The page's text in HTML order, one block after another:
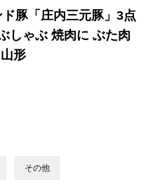
ド豚「庄内三元豚」3点
しゃぶ 焼肉に ぶた肉
形
その他